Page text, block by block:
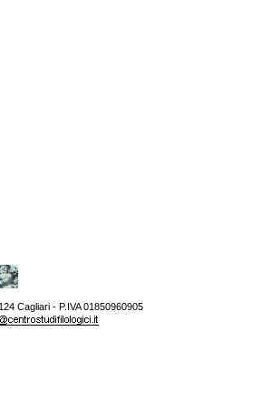
Cagliari - P.IVA 01850960905